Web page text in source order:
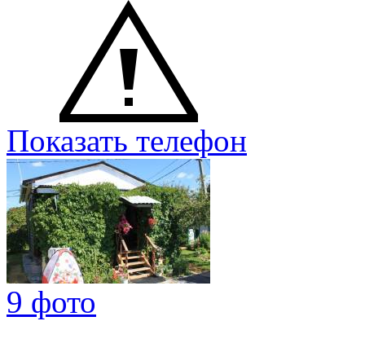
Показать телефон
9 фото